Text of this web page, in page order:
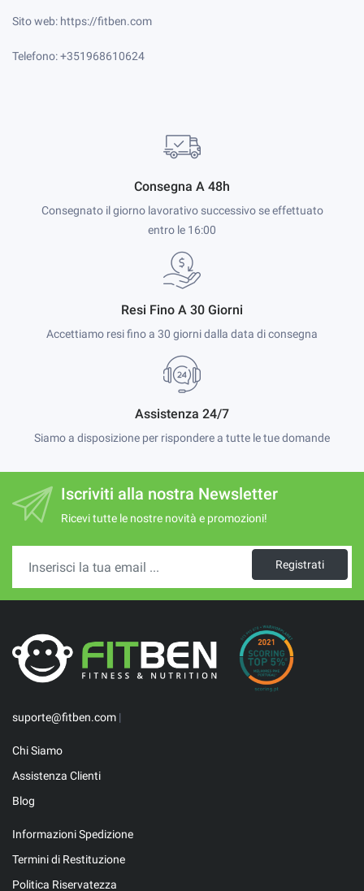
Sito web: https://fitben.com
Telefono: +351968610624
Consegna A 48h
Consegnato il giorno lavorativo successivo se effettuato
entro le 16:00
Resi Fino A 30 Giorni
Accettiamo resi fino a 30 giorni dalla data di consegna
Assistenza 24/7
Siamo a disposizione per rispondere a tutte le tue domande
Iscriviti alla nostra Newsletter
Ricevi tutte le nostre novità e promozioni!
Registrati
suporte@fitben.com |
Chi Siamo
Assistenza Clienti
Blog
Informazioni Spedizione
Termini di Restituzione
Politica Riservatezza